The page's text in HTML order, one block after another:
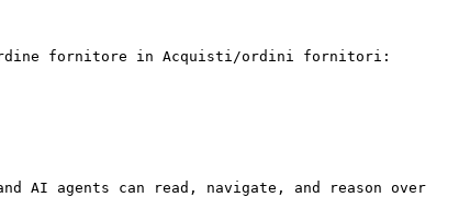
fornitore in Acquisti/ordini fornitori:
AI agents can read, navigate, and reason over